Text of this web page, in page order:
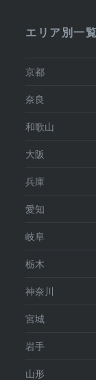
エリア別一覧
京都
奈良
和歌山
大阪
兵庫
愛知
岐阜
栃木
神奈川
宮城
岩手
山形